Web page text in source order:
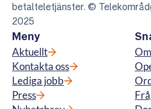
betalteletjänster. ©
2025
Meny
Aktuellt
Kontakta oss
Lediga jobb
Press